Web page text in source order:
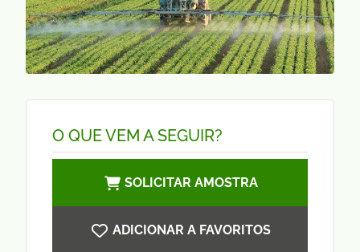
O QUE VEM A SEGUIR?
SOLICITAR AMOSTRA
ADICIONAR A FAVORITOS